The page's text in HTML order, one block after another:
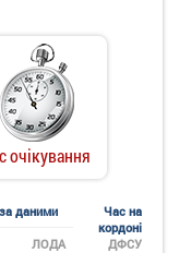
очікування
даними
Час на
кордоні
ДФСУ
ЛОДА